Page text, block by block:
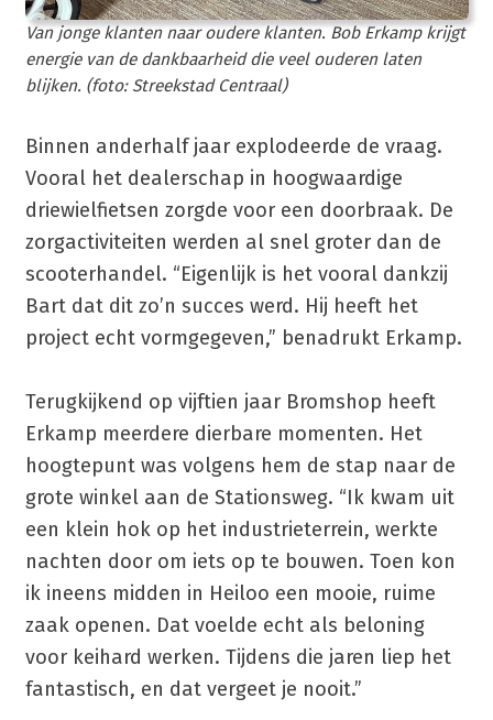
Van jonge klanten naar oudere klanten. Bob Erkamp krijgt
energie van de dankbaarheid die veel ouderen laten
blijken. (foto: Streekstad Centraal)
Binnen anderhalf jaar explodeerde de vraag.
Vooral het dealerschap in hoogwaardige
driewielfietsen zorgde voor een doorbraak. De
zorgactiviteiten werden al snel groter dan de
scooterhandel. “Eigenlijk is het vooral dankzij
Bart dat dit zo’n succes werd. Hij heeft het
project echt vormgegeven,” benadrukt Erkamp.
Terugkijkend op vijftien jaar Bromshop heeft
Erkamp meerdere dierbare momenten. Het
hoogtepunt was volgens hem de stap naar de
grote winkel aan de Stationsweg. “Ik kwam uit
een klein hok op het industrieterrein, werkte
nachten door om iets op te bouwen. Toen kon
ik ineens midden in Heiloo een mooie, ruime
zaak openen. Dat voelde echt als beloning
voor keihard werken. Tijdens die jaren liep het
fantastisch, en dat vergeet je nooit.”